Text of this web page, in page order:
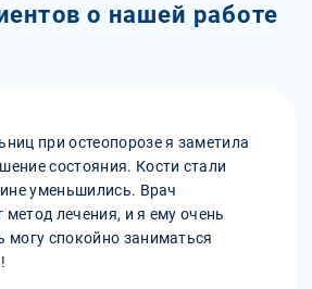
о нашей работе
при остеопорозе я заметила
состояния. Кости стали
уменьшились. Врач
метод лечения, и я ему очень
могу спокойно заниматься